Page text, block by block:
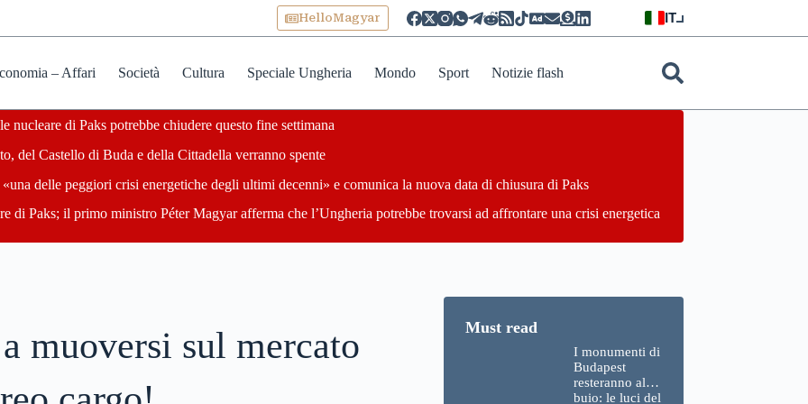
HelloMagyar IT
– Affari Società Cultura Speciale Ungheria Mondo Sport Notizie flash
nucleare di Paks potrebbe chiudere questo fine settimana
del Castello di Buda e della Cittadella verranno spente
delle peggiori crisi energetiche degli ultimi decenni» e comunica la nuova data di chiusura di Paks
di Paks; il primo ministro Péter Magyar afferma che l’Ungheria potrebbe trovarsi ad affrontare una crisi energetica
muoversi sul mercato
I monumenti di
Budapest
resteranno al
buio: le luci del